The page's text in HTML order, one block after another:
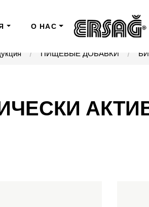
О НАС
ПИЩЕВЫЕ ДОБАВКИ